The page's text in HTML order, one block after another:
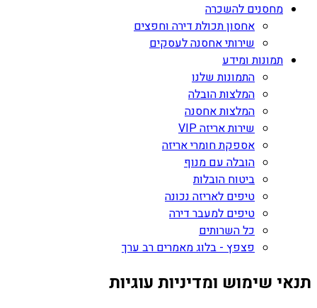
מחסנים להשכרה
אחסון תכולת דירה וחפצים
שירותי אחסנה לעסקים
תמונות ומידע
התמונות שלנו
המלצות הובלה
המלצות אחסנה
שירות אריזה VIP
אספקת חומרי אריזה
הובלה עם מנוף
ביטוח הובלות
טיפים לאריזה נכונה
טיפים למעבר דירה
כל השרותים
פצפץ - בלוג מאמרים רב ערך
תנאי שימוש ומדיניות עוגיות